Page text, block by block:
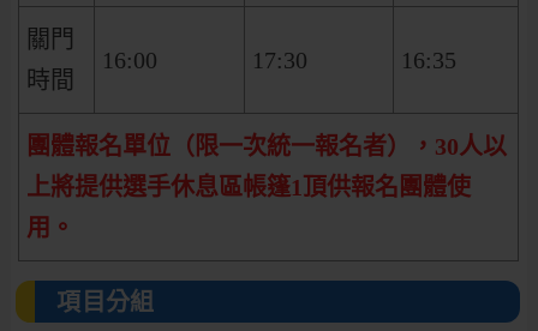
關門
時間
16:00 17:30 16:35
團體報名單位（限一次統一報名者），30人以
上將提供選手休息區帳篷1頂供報名團體使
用。
項目分組